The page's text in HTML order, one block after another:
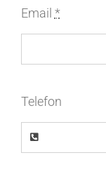
Email *
Telefon